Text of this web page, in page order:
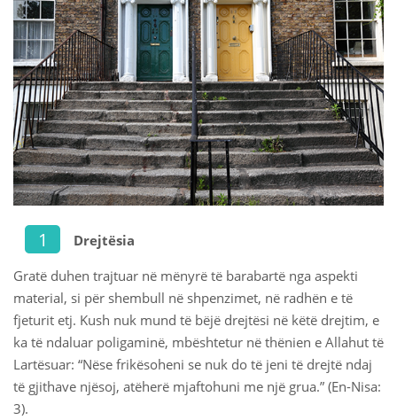
Русский
Somali
Kiswahili
Türkçe
اردو
o'zbek
Yorùbá
Drejtësia
Gratë duhen trajtuar në mënyrë të barabartë nga aspekti
material, si për shembull në shpenzimet, në radhën e të
fjeturit etj. Kush nuk mund të bëjë drejtësi në këtë drejtim, e
ka të ndaluar poligaminë, mbështetur në thënien e Allahut të
Lartësuar: “Nëse frikësoheni se nuk do të jeni të drejtë ndaj
të gjithave njësoj, atëherë mjaftohuni me një grua.” (En-Nisa:
3).